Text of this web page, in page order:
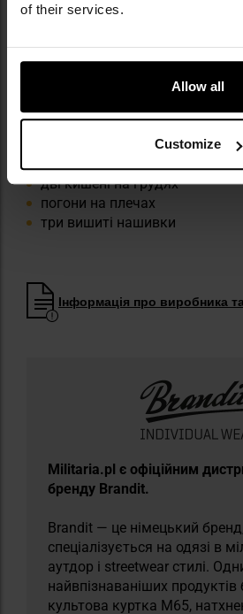
of their services.
Allow all
Customize
КЛЮЧОВІ
виготовлений з бавовни
дві кишені на грудях
погони на плечах
три вишиті нашивки
Інформація про виробника
​Militaria.pl є офіційним
бренду Brandit.
Brandit — це німецький
спеціалізується на одязі в
аутдор і streetwear стилі.
найвпізнаваніших продуктів
культова куртка M65,